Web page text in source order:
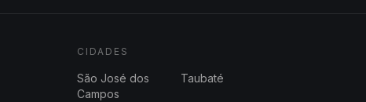
CIDADES
São José dos
Campos
Taubaté